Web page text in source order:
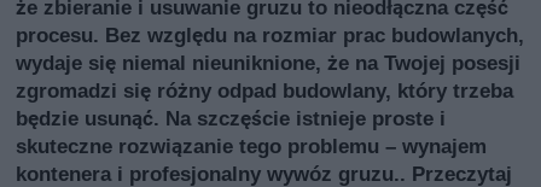
że zbieranie i usuwanie gruzu to nieodłączna część
procesu. Bez względu na rozmiar prac budowlanych,
wydaje się niemal nieuniknione, że na Twojej posesji
zgromadzi się różny odpad budowlany, który trzeba
będzie usunąć. Na szczęście istnieje proste i
skuteczne rozwiązanie tego problemu – wynajem
kontenera i profesjonalny wywóz gruzu.. Przeczytaj